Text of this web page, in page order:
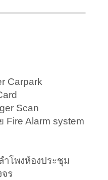
Carpark
Scan
Alarm system
ำโพงห้องประชุม
ร